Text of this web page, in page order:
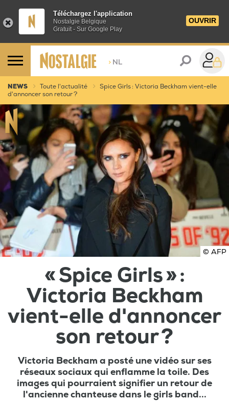
Téléchargez l'application
Nostalgie Belgique
Gratuit - Sur Google Play
OUVRIR
> NL
NEWS Toute l'actualité
Spice Girls : Victoria Beckham vient-elle
d'annoncer son retour ?
© AFP
« Spice Girls » :
Victoria Beckham
vient-elle d'annoncer
son retour ?
Victoria Beckham a posté une vidéo sur ses
réseaux sociaux qui enflamme la toile. Des
images qui pourraient signifier un retour de
l'ancienne chanteuse dans le girls band...